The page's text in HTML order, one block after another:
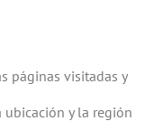
páginas visitadas y
y la región